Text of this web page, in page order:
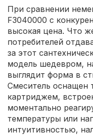
При сравнении
F3040000 с
высокая цена. Что
потребителей
за этот
модель шедевром,
выглядит форма в
Смеситель оснащен
картриджем,
моментально
температуры или
интуитивностью,